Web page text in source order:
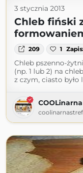
3 stycznia 2013
Chleb fiński
209 1
Chleb pszenno-
(np. 1 lub 2) na
z czym, ciasto było
COOLinarna